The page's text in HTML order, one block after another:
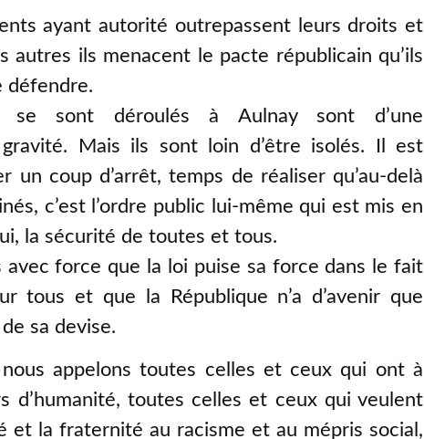
ayant autorité outrepassent leurs droits et
autres ils menacent le pacte républicain qu’ils
défendre.
sont déroulés à Aulnay sont d’une
Mais ils sont loin d’être isolés. Il est
un coup d’arrêt, temps de réaliser qu’au-delà
c’est l’ordre public lui-même qui est mis en
la sécurité de toutes et tous.
avec force que la loi puise sa force dans le fait
tous et que la République n’a d’avenir que
sa devise.
nous appelons toutes celles et ceux qui ont à
d’humanité, toutes celles et ceux qui veulent
et la fraternité au racisme et au mépris social,